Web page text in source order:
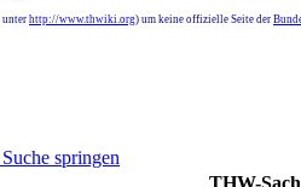
unter http://www.thwiki.org) um keine offizielle Seite der
springen
THW-